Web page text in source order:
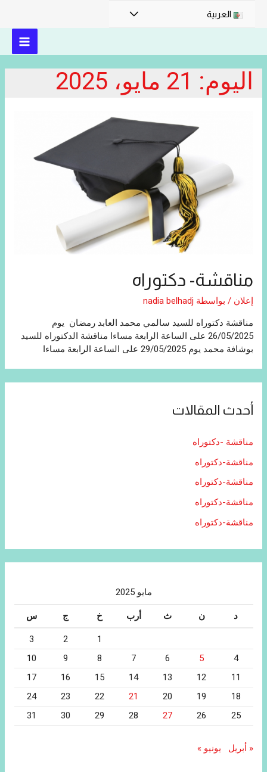
العربية القائمة
اليوم: 21 مايو، 2025
مناقشة- دكتوراه
إعلان / بواسطة nadia belhadj
مناقشة دكتوراه للسيد سالمي محمد العابد رمضان يوم
26/05/2025 على الساعة الرابعة مساءا مناقشة الدكتوراه للسيد
بوشافة محمد يوم 29/05/2025 على الساعة الرابعة مساءا
أحدث المقالات
مناقشة -دكتوراه
مناقشة-دكتوراه
مناقشة-دكتوراه
مناقشة-دكتوراه
مناقشة-دكتوراه
مايو 2025
د ن ث أرب خ ج س
1
2
3
4
5
6
7
8
9
10
11
12
13
14
15
16
17
18
19
20
21
22
23
24
25
26
27
28
29
30
31
« أبريل يونيو »